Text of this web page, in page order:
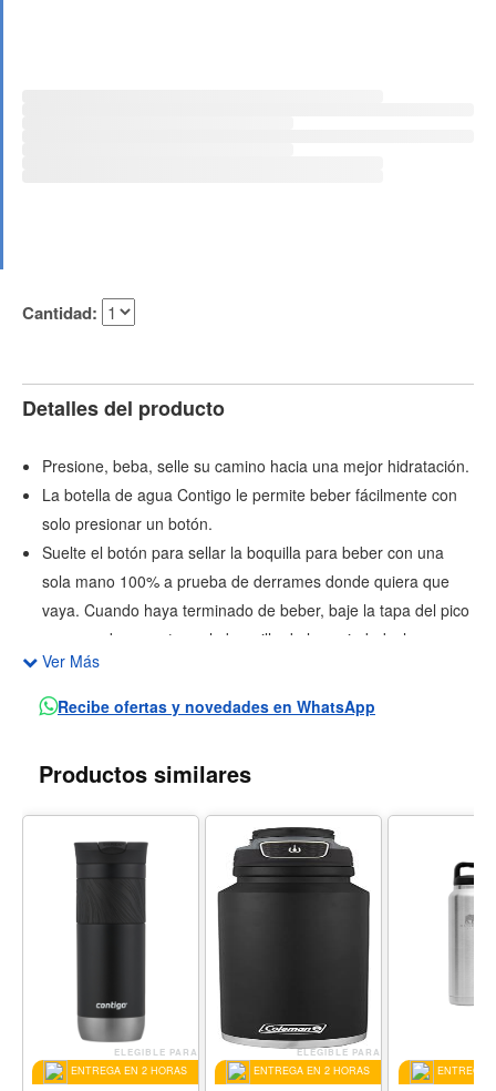
Cantidad:
Detalles del producto
Presione, beba, selle su camino hacia una mejor hidratación.
La botella de agua Contigo le permite beber fácilmente con
solo presionar un botón.
Suelte el botón para sellar la boquilla para beber con una
sola mano 100% a prueba de derrames donde quiera que
vaya. Cuando haya terminado de beber, baje la tapa del pico
para ayudar a proteger la boquilla de la suciedad y la
suciedad.
Un botón de bloqueo asegura que la parte superior no se
La tapa y el cuerpo 100% libre de BPA son aptos para
lavavajillas en la rejilla superior.
La parte inferior de la tapa se abre para facilitar la limpieza.
Ver Más
Recibe ofertas y novedades en WhatsApp
Productos similares
ELEGIBLE PARA
ENTREGA EN 2 HORAS
ELEGIBLE PARA
ENTREGA EN 2 HORAS ENTREGA